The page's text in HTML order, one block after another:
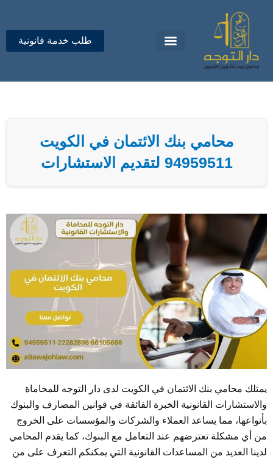
المحتوى
طلب خدمة قانونية
محامي بنك الائتمان في الكويت
94959511 لتقديم الاستشارات
يمتلك محامي بنك الائتمان في الكويت لدى دار التوجه للمحاماة
والاستشارات القانونية الخبرة الفائقة في قوانين المصارف والبنوك
بأنواعها، مما يساعد العملاء والشركات والمؤسسات على الخروج
من أي مشكلة تعترضهم عند التعامل مع البنوك، كما يقدم المحامي
لدينا العديد من المساعدات القانونية التي يمكنكم التعرف على من